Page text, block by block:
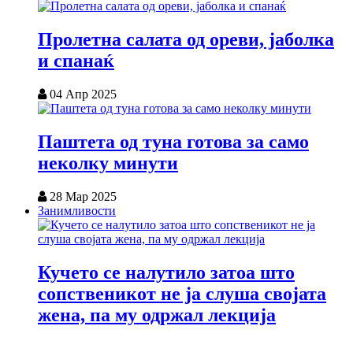
Пролетна салата од ореви, јаболка
и спанаќ
04 Апр 2025
Паштета од туна готова за само
неколку минути
28 Мар 2025
Занимливости
Кучето се налутило затоа што
сопственикот не ја слуша својата
жена, па му одржал лекција